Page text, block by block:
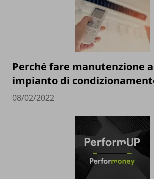
Perché fare manutenzione
impianto di
08/02/2022